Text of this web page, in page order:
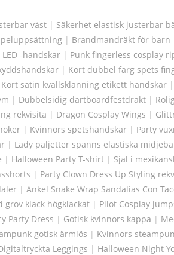
väst | Säkerhet elastisk justerbar
| Brandmandräkt för barn
-handskar | Punk fingerless cosplay
| Kort dubbel färg spets
Kort satin kvällsklänning etikett handskar |
| Dubbelsidig dartboardfestdräkt |
rekvisita | Dragon Cosplay Wings |
| Kvinnors spetshandskar | Party
| Lady paljetter spänns elastiska
| Halloween Party T-shirt | Sjal i
| Party Clown Dress Up Styling
| Ankel Snake Wrap Sandalias Con
grov klack högklackat | Pilot Cosplay
Party Dress | Gotisk kvinnors kappa |
gotisk ärmlös | Kvinnors
Leggings | Halloween Night